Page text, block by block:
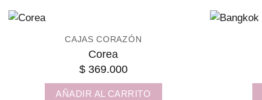
CAJAS CORAZÓN
Corea
$369.000
AÑADIR AL CARRITO